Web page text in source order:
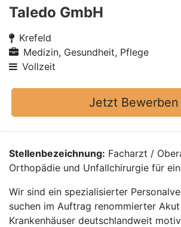
Taledo GmbH
Krefeld
Medizin, Gesundheit, Pflege
Vollzeit
Jetzt Bewerben
Stellenbezeichnung: Facharzt /
Orthopädie und Unfallchirurgie für
Wir sind ein spezialisierter
suchen im Auftrag renommierter
Krankenhäuser deutschlandweit